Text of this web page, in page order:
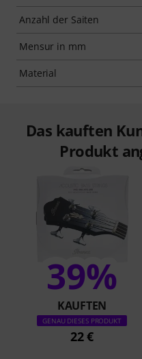
Anzahl der Saiten
Mensur in mm
Material
Das kauften
Produkt
39%
KAUFTEN
GENAU DIESES PRODUKT
22 €